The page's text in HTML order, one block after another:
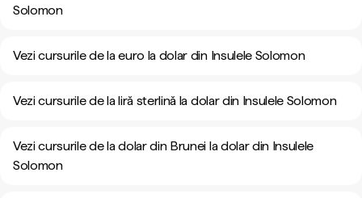
Solomon
Vezi cursurile de la euro la dolar din Insulele Solomon
Vezi cursurile de la liră sterlină la dolar din Insulele Solomon
Vezi cursurile de la dolar din Brunei la dolar din Insulele
Solomon